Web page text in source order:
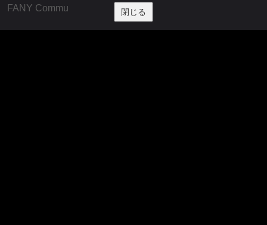
FANY Commu
閉じる